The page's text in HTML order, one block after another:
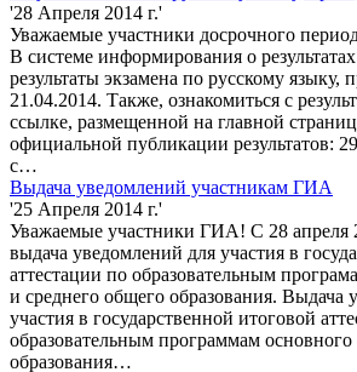
'28 Апреля 2014 г.'
Уважаемые участники досрочного
В системе информирования о
результаты экзамена по русскому языку,
21.04.2014. Также, ознакомиться с
ссылке, размещенной на главной
официальной публикации результатов:
с…
Выдача уведомлений участникам ГИА
'25 Апреля 2014 г.'
Уважаемые участники ГИА! С 28 апреля
выдача уведомлений для участия в
аттестации по образовательным
и среднего общего образования. Выдача
участия в государственной итоговой
образовательным программам
образования…